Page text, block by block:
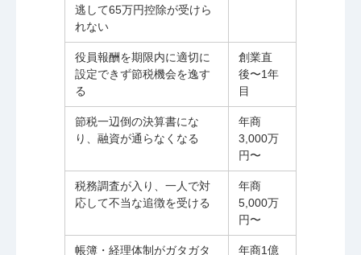
逃して65万円控除が受けら
れない
役員報酬を期限内に適切に
設定できず節税機会を逸す
る
創業直
後〜1年
目
節税一辺倒の決算書にな
り、融資が通らなくなる
年商
3,000万
円〜
税務調査が入り、一人で対
応して不当な追徴を受ける
年商
5,000万
円〜
帳簿・経理体制がガタガタ
年商1億